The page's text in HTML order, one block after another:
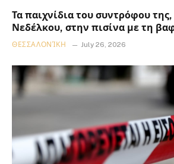
Τα παιχνίδια του συντρόφου
Νεδέλκου, στην πισίνα με τη
ΘΕΣΣΑΛΟΝΊΚΗ July 26, 2026